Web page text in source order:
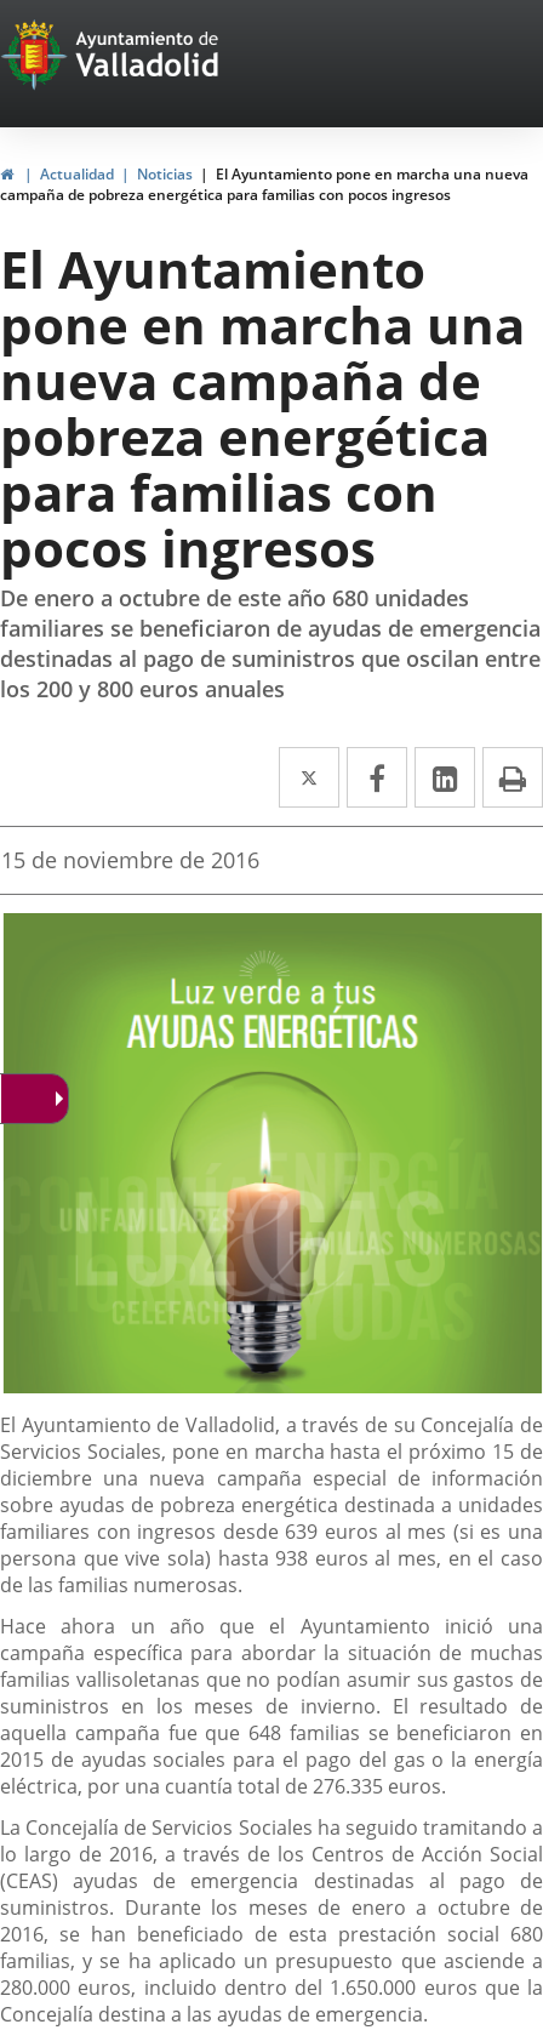
Portal
Web
del
Ayuntamiento
de
Valladolid
InicioActualidad Noticias
El Ayuntamiento pone en marcha una nueva
campaña de pobreza energética para familias con pocos ingresos
El Ayuntamiento
pone en marcha una
nueva campaña de
pobreza energética
para familias con
pocos ingresos
De enero a octubre de este año 680 unidades
familiares se beneficiaron de ayudas de emergencia
destinadas al pago de suministros que oscilan entre
los 200 y 800 euros anuales
Twitter
Enlace
a
aplicación
Facebook
Enlace
a
aplicación
Enlace
a
Fecha
la
15 de noviembre de 2016
Descripción
El Ayuntamiento de Valladolid, a través de su Concejalía de
Servicios Sociales, pone en marcha hasta el próximo 15 de
diciembre una nueva campaña especial de información
sobre ayudas de pobreza energética destinada a unidades
familiares con ingresos desde 639 euros al mes (si es una
persona que vive sola) hasta 938 euros al mes, en el caso
de las familias numerosas.
Hace ahora un año que el Ayuntamiento inició una
campaña específica para abordar la situación de muchas
familias vallisoletanas que no podían asumir sus gastos de
suministros en los meses de invierno. El resultado de
aquella campaña fue que 648 familias se beneficiaron en
2015 de ayudas sociales para el pago del gas o la energía
eléctrica, por una cuantía total de 276.335 euros.
La Concejalía de Servicios Sociales ha seguido tramitando a
lo largo de 2016, a través de los Centros de Acción Social
(CEAS) ayudas de emergencia destinadas al pago de
suministros. Durante los meses de enero a octubre de
2016, se han beneficiado de esta prestación social 680
familias, y se ha aplicado un presupuesto que asciende a
280.000 euros, incluido dentro del 1.650.000 euros que la
Concejalía destina a las ayudas de emergencia.